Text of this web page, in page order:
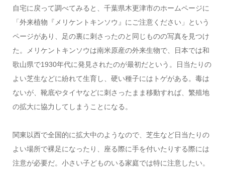
自宅に戻って調べてみると、千葉県木更津市のホームページに
「外来植物『メリケントキンソウ』にご注意ください」という
ページがあり、足の裏に刺さったのと同じものの写真を見つけ
た。メリケントキンソウは南米原産の外来生物で、日本では和
歌山県で1930年代に発見されたのが最初だという。日当たりの
よい芝生などに紛れて生育し、硬い種子にはトゲがある。毒は
ないが、靴底やタイヤなどに刺さったまま移動すれば、繁殖地
の拡大に協力してしまうことになる。
関東以西で全国的に拡大中のようなので、芝生など日当たりの
よい場所で裸足になったり、座る際に手を付いたりする際には
注意が必要だ。小さい子どものいる家庭では特に注意したい。